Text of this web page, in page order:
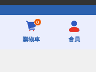
0
購物車 會員